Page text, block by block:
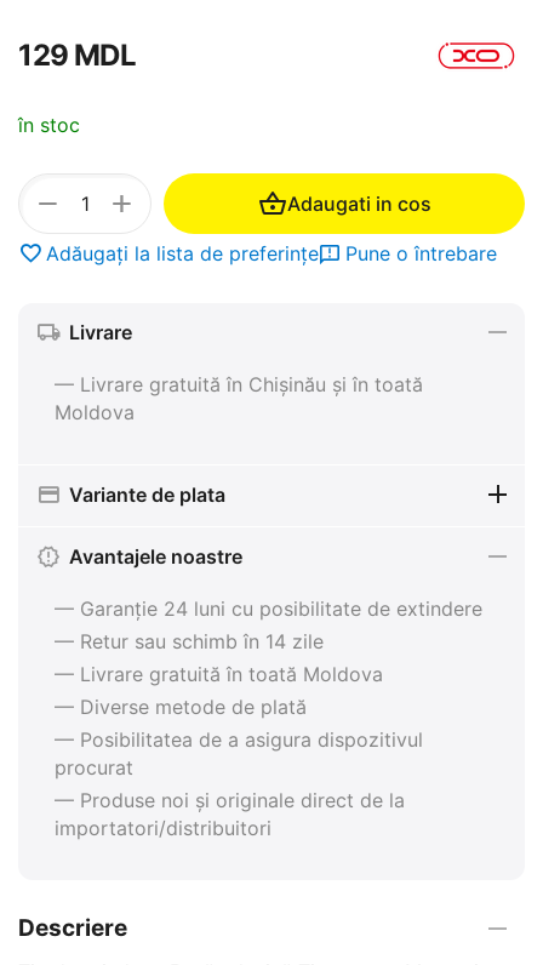
‍129‍ MDL
în stoc
+
− Adaugati in cos
Adăugați la lista de preferințe Pune o întrebare
Livrare
— Livrare gratuită în Chișinău și în toată
Moldova
Variante de plata
Avantajele noastre
— Garanție 24 luni cu posibilitate de extindere
— Retur sau schimb în 14 zile
— Livrare gratuită în toată Moldova
— Diverse metode de plată
— Posibilitatea de a asigura dispozitivul
procurat
— Produse noi și originale direct de la
importatori/distribuitori
Descriere